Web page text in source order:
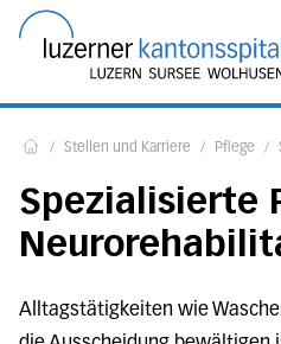
/ Stellen und Karriere / Pflege /
Spezialisierte
Alltagstätigkeiten wie